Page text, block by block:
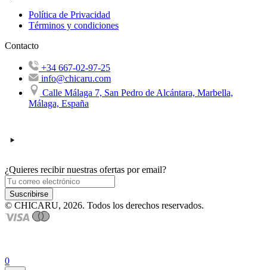
Política de Privacidad
Términos y condiciones
Contacto
+34 667-02-97-25
info@chicaru.com
Calle Málaga 7, San Pedro de Alcántara, Marbella,
Málaga, España
¿Quieres recibir nuestras ofertas por email?
Suscribirse
© CHICARU, 2026. Todos los derechos reservados.
0